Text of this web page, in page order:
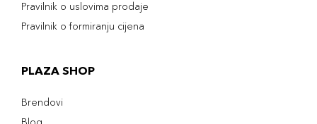
Pravilnik o uslovima prodaje
Pravilnik o formiranju cijena
PLAZA SHOP
Brendovi